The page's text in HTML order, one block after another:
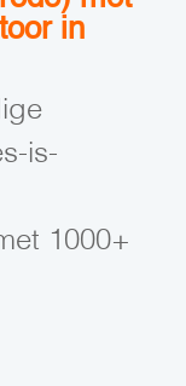
in
is-
1000+